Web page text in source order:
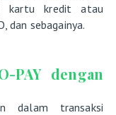
kartu kredit atau
dan sebagainya.
PAY dengan
dalam transaksi